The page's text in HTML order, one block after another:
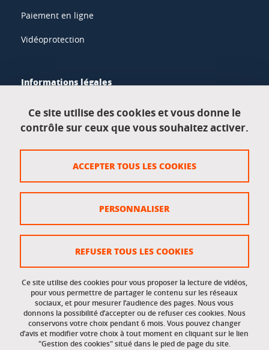
Paiement en ligne
Vidéoprotection
Informations légales
Données personnelles
Crédits
Gestion des cookies
Accessibilité : non conforme
Accès réservés
Intranet des étudiants et des personnels
Ce site utilise des cookies et vous donne le
contrôle sur ceux que vous souhaitez activer.
Ce site utilise des cookies pour vous proposer la lecture de vidéos,
pour vous permettre de partager le contenu sur les réseaux
sociaux, et pour mesurer l’audience des pages. Nous vous
donnons la possibilité d’accepter ou de refuser ces cookies. Nous
conservons votre choix pendant 6 mois. Vous pouvez changer
d’avis et modifier votre choix à tout moment en cliquant sur le lien
"Gestion des cookies" situé dans le pied de page du site.
ACCEPTER TOUS LES COOKIES
REFUSER TOUS LES COOKIES
PERSONNALISER